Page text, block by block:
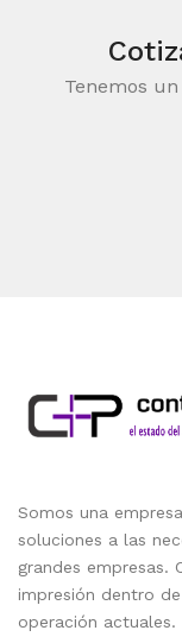
Tenemos
Somos una
soluciones a las
grandes empresas.
impresión dentro
operación actuales.